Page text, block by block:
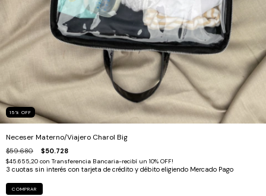
15 % OFF
Neceser Materno/Viajero Charol Big
$59.680 $50.728
$45.655,20 con Transferencia Bancaria-recibí un 10% OFF!